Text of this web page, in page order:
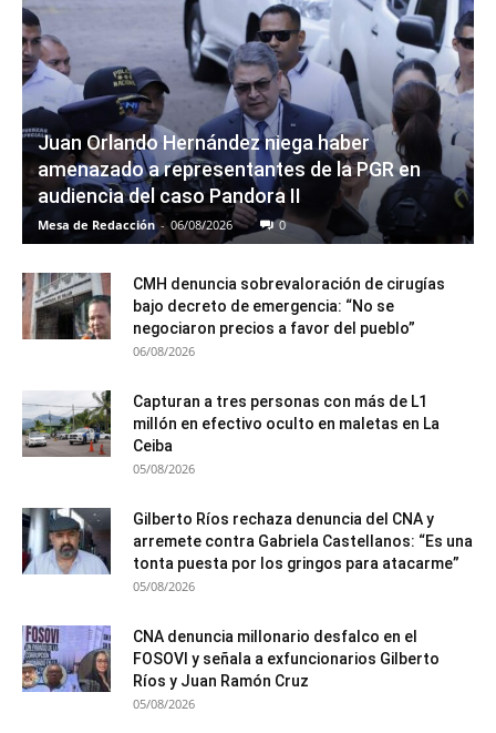
Juan Orlando Hernández niega haber
amenazado a representantes de la PGR en
audiencia del caso Pandora II
Mesa de Redacción - 06/08/2026 0
CMH denuncia sobrevaloración de cirugías
bajo decreto de emergencia: “No se
negociaron precios a favor del pueblo”
06/08/2026
Capturan a tres personas con más de L1
millón en efectivo oculto en maletas en La
Ceiba
05/08/2026
Gilberto Ríos rechaza denuncia del CNA y
arremete contra Gabriela Castellanos: “Es una
tonta puesta por los gringos para atacarme”
05/08/2026
CNA denuncia millonario desfalco en el
FOSOVI y señala a exfuncionarios Gilberto
Ríos y Juan Ramón Cruz
05/08/2026